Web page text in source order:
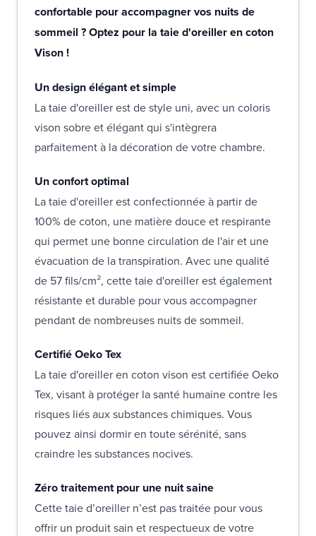
confortable pour accompagner vos nuits de
sommeil ? Optez pour la taie d'oreiller en coton
Vison !
Un design élégant et simple
La taie d'oreiller est de style uni, avec un coloris
vison sobre et élégant qui s'intègrera
parfaitement à la décoration de votre chambre.
Un confort optimal
La taie d'oreiller est confectionnée à partir de
100% de coton, une matière douce et respirante
qui permet une bonne circulation de l'air et une
évacuation de la transpiration. Avec une qualité
de 57 fils/cm², cette taie d'oreiller est également
résistante et durable pour vous accompagner
pendant de nombreuses nuits de sommeil.
Certifié Oeko Tex
La taie d'oreiller en coton vison est certifiée Oeko
Tex, visant à protéger la santé humaine contre les
risques liés aux substances chimiques. Vous
pouvez ainsi dormir en toute sérénité, sans
craindre les substances nocives.
Zéro traitement pour une nuit saine
Cette taie d’oreiller n’est pas traitée pour vous
offrir un produit sain et respectueux de votre